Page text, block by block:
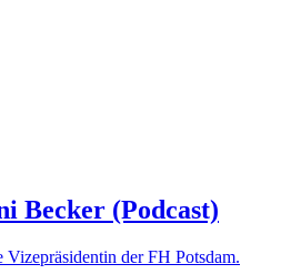
Becker (Podcast)
Vize­prä­si­dentin der FH Potsdam.